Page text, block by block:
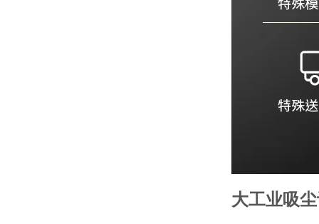
大工业吸